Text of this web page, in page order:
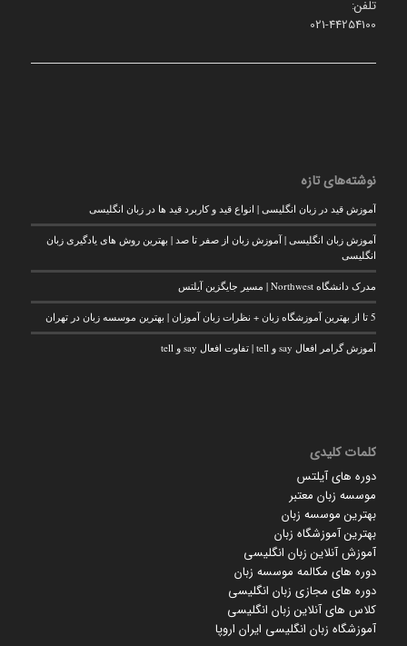
تلفن:
021-44254100
نوشته‌های تازه
آموزش قید در زبان انگلیسی | انواع قید و کاربرد قید ها در زبان انگلیسی
آموزش زبان انگلیسی | آموزش زبان از صفر تا صد | بهترین روش های یادگیری زبان
انگلیسی
مدرک دانشگاه Northwest | مسیر جایگزین آیلتس
5 تا از بهترین آموزشگاه زبان + نظرات زبان آموزان | بهترین موسسه زبان در تهران
آموزش گرامر افعال say و tell | تفاوت افعال say و tell
کلمات کلیدی
دوره های آیلتس
موسسه زبان معتبر
بهترین موسسه زبان
بهترین آموزشگاه زبان
آموزش آنلاین زبان انگلیسی
دوره های مکالمه موسسه زبان
دوره های مجازی زبان انگلیسی
کلاس های آنلاین زبان انگلیسی
آموزشگاه زبان انگلیسی ایران اروپا